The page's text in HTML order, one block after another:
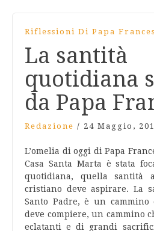
Riflessioni Di Papa
La santità
quotidiana
da Papa
Redazione / 24 Maggio,
L’omelia di oggi di Papa
Casa Santa Marta è stata
quotidiana, quella santità
cristiano deve aspirare. La
Santo Padre, è un
deve compiere, un cammino
eclatanti e di grandi